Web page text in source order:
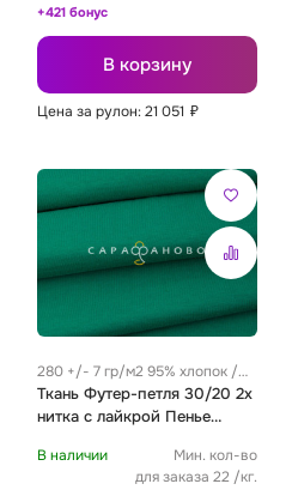
+421 бонус
В корзину
Цена за рулон: 21 051 ₽
280 +/- 7 гр/м2 95% хлопок /
5% эластан
Ткань Футер-петля 30/20 2х
нитка с лайкрой Пенье
зеленый
В наличии
Мин. кол-во
для заказа 22 /кг.